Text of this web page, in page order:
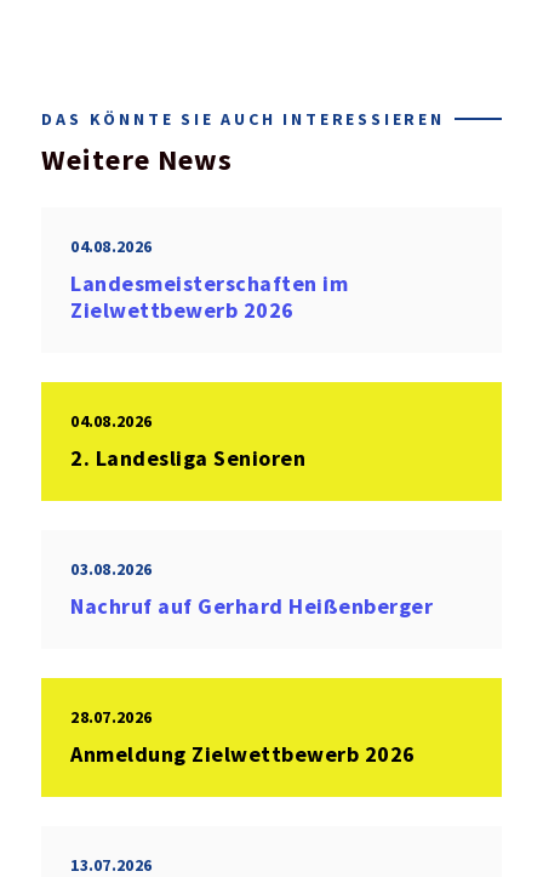
DAS KÖNNTE SIE AUCH INTERESSIEREN
Weitere News
04.08.2026
Landesmeisterschaften im
Zielwettbewerb 2026
04.08.2026
2. Landesliga Senioren
03.08.2026
Nachruf auf Gerhard Heißenberger
28.07.2026
Anmeldung Zielwettbewerb 2026
13.07.2026